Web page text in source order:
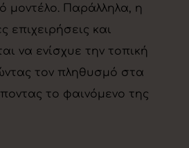
μοντέλο. Παράλληλα, η
επιχειρήσεις και
να ενίσχυε την τοπική
τον πληθυσμό στα
το φαινόμενο της